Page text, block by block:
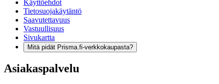
Käyttöehdot
Tietosuojakäytäntö
Saavutettavuus
Vastuullisuus
Sivukartta
Mitä pidät Prisma.fi-verkkokaupasta?
Asiakaspalvelu